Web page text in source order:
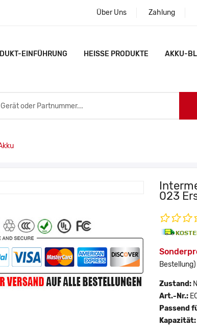
Über Uns Zahlung
EINFÜHRUNG HEISSE PRODUKTE AKKU-
023
Bestellung)
Zustand:
Art.-Nr.:
Passend
Kapazität: